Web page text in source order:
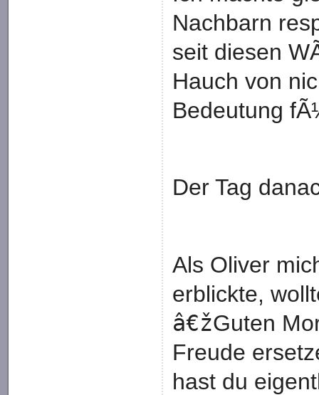
Nachbarn
seit diesen
Hauch von
Bedeutung
Der Tag
Als Oliver
erblickte,
â€žGuten
Freude
hast du